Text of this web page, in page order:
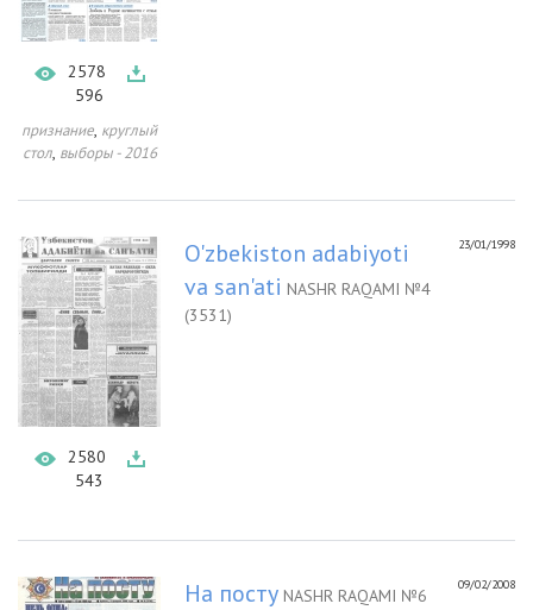
2578
596
признание, круглый
стол, выборы - 2016
2580
543
23/01/1998
O'zbekiston adabiyoti
va san'ati NASHR RAQAMI №4
(3531)
09/02/2008
На посту NASHR RAQAMI №6